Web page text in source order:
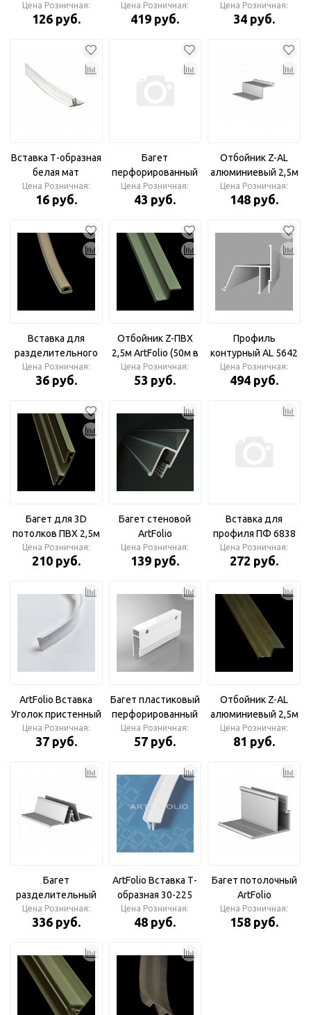
6838
Цена Розничная:
126 руб.
профиля ПФ 6838
30мм
Цена Розничная:
419 руб.
СибСпецСтрой
(100м)
Цена Розничная:
34 руб.
Вставка Т-образная
белая мат
СибСпецСтрой
(150м)
Цена Розничная:
16 руб.
Багет
перфорированный
ПРЕМИУМ МНП ПВХ
2,5м (100м в
Цена Розничная:
43 руб.
Отбойник Z-AL
алюминиевый 2,5м
(50м в упаковке)
Экостандарт
Цена Розничная:
148 руб.
Вставка для
разделительного
багета 1м ArtFolio
(100м в упаковке)
Цена Розничная:
36 руб.
Отбойник Z-ПВХ
2,5м ArtFolio (50м в
упаковке)
Цена Розничная:
53 руб.
Профиль
контурный AL 5642
2м (20упак)
Цена Розничная:
494 руб.
Багет для 3D
потолков ПВХ 2,5м
(50м в упаковке)
Цена Розничная:
210 руб.
Багет стеновой
ArtFolio
алюминиевый AL
2,5м (50м в
Цена Розничная:
139 руб.
Вставка для
профиля ПФ 6838
(мягкая)
Цена Розничная:
272 руб.
ArtFolio Вставка
Уголок пристенный
13мм*10,5мм бел
ArtFolio
Цена Розничная:
37 руб.
Багет пластиковый
перфорированный
2,5м (50м в
упаковке)
Цена Розничная:
57 руб.
Отбойник Z-AL
алюминиевый 2,5м
ArtFolio (50м в
упаковке)
Цена Розничная:
81 руб.
Багет
разделительный
ArtFolio
алюминиевый AL
упаковке)
Цена Розничная:
336 руб.
ArtFolio Вставка Т-
образная 30-225
(лавандовый), м
(100м в упак.)
Цена Розничная:
48 руб.
Багет потолочный
ArtFolio
алюминиевый AL
2,5м (50м в
Цена Розничная:
158 руб.